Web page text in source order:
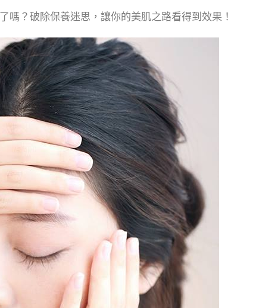
嗎？破除保養迷思，讓你的美肌之路看得到效果！